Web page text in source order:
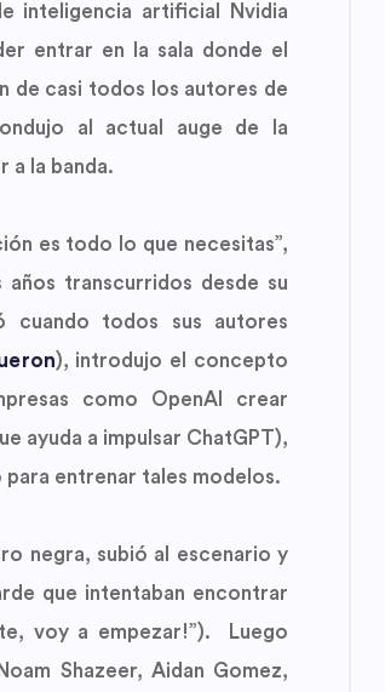
inteligencia artificial Nvidia
entrar en la sala donde el
de casi todos los autores de
al actual auge de la
a la banda.
es todo lo que necesitas”,
transcurridos desde su
todos sus autores
), introdujo el concepto
como OpenAI crear
ayuda a impulsar ChatGPT),
para entrenar tales modelos.
negra, subió al escenario y
que intentaban encontrar
voy a empezar!”). Luego
Shazeer, Aidan Gomez,